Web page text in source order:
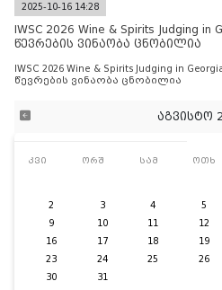
2025-10-16 14:28
IWSC 2026 Wine & Spirits Judging
წევრების ვინაობა ცნობილია
IWSC 2026 Wine & Spirits Judging in
წევრების ვინაობა ცნობილია
აგვისტო
კვი ორშ სამ ოთხ
2
3 4 5
9
10 11 12
16
17 18 19
23
24 25 26
30
31